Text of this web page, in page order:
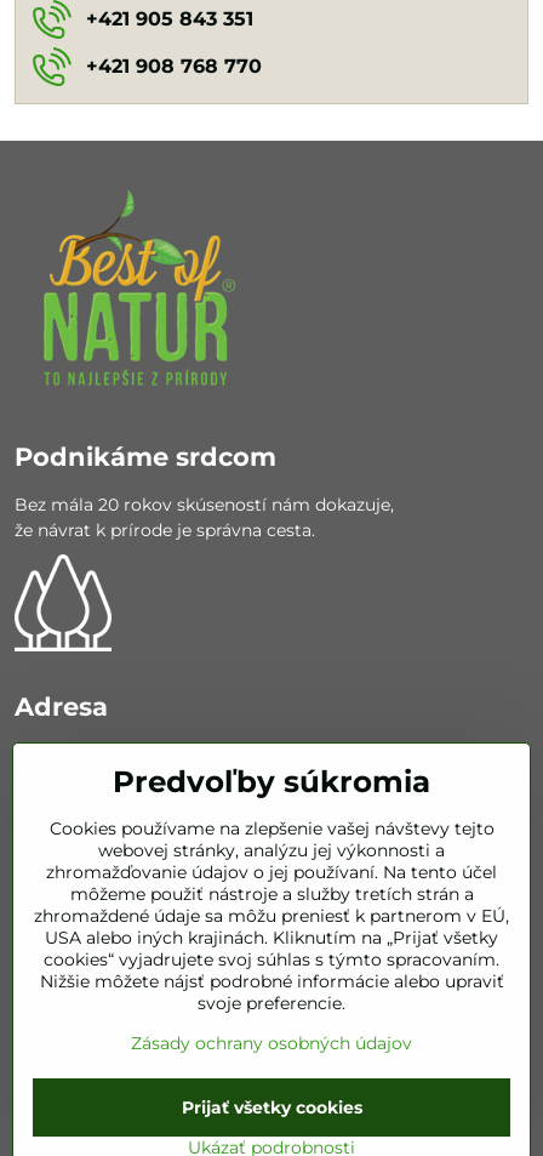
+421 905 843 351
+421 908 768 770
Podnikáme srdcom
Bez mála 20 rokov skúseností nám dokazuje,
že návrat k prírode je správna cesta.
Adresa
Nemocničná 626/67
KONTAKT
info​@bestofnatur​.sk
+421 905 843 351
©2026Copyright
Predvoľby súkromiaZásady ochrany osobných údajov
Predvoľby súkromia
Cookies používame na zlepšenie vašej návštevy tejto
webovej stránky, analýzu jej výkonnosti a
zhromažďovanie údajov o jej používaní. Na tento účel
môžeme použiť nástroje a služby tretích strán a
zhromaždené údaje sa môžu preniesť k partnerom v EÚ,
USA alebo iných krajinách. Kliknutím na „Prijať všetky
cookies“ vyjadrujete svoj súhlas s týmto spracovaním.
Nižšie môžete nájsť podrobné informácie alebo upraviť
svoje preferencie.
Zásady ochrany osobných údajov
Ukázať podrobnosti
Prijať všetky cookies